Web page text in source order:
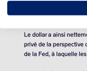
Il faudrait une
nouveau relèvement
Le dollar a ainsi
privé de la perspective
de la Fed, à laquelle